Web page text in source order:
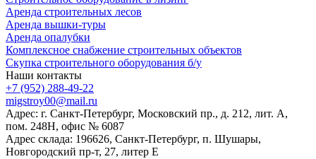
Аренда строительных лесов
Аренда вышки-туры
Аренда опалубки
Комплексное снабжение строительных объектов
Скупка строительного оборудования б/у
Наши контакты
+7 (952) 288-49-22
migstroy00@mail.ru
Адрес: г. Санкт-Петербург, Московский пр., д. 212, лит. А,
пом. 248Н, офис № 6087
Адрес склада: 196626, Санкт-Петербург, п. Шушары,
Новгородский пр-т, 27, литер E